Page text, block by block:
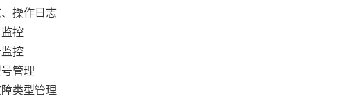
操作日志
控
控
管理
类型管理